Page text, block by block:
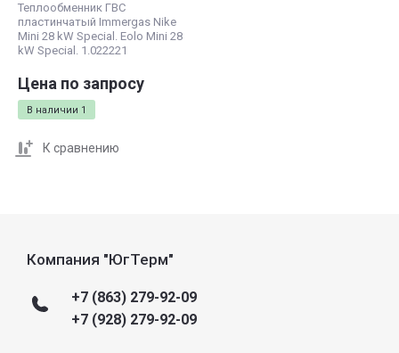
Теплообменник ГВС
пластинчатый Immergas Nike
Mini 28 kW Special. Eolo Mini 28
kW Special. 1.022221
В наличии 1
Цена по запросу
К сравнению
Компания "ЮгТерм"
+7 (863) 279-92-09
+7 (928) 279-92-09